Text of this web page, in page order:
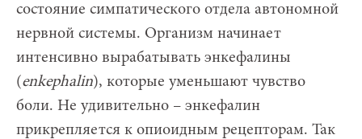
состояние симпатического отдела автономной
нервной системы. Организм начинает
интенсивно вырабатывать энкефалины
(еnkephalin), которые уменьшают чувство
боли. Не удивительно – энкефалин
прикрепляется к опиоидным рецепторам. Так